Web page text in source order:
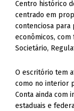
Centro histórico
centrado em
contenciosa para
econômicos,
Societário,
O escritório tem
como no interior
Conta ainda com
estaduais e